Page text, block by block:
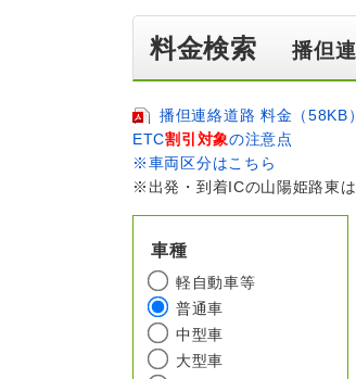
料金検索播但
播但連絡道路 料金（58KB）
ETC割引対象の注意点
※車両区分はこちら
※出発・到着ICの山陽姫路東
車種
軽自動車等
普通車
中型車
大型車